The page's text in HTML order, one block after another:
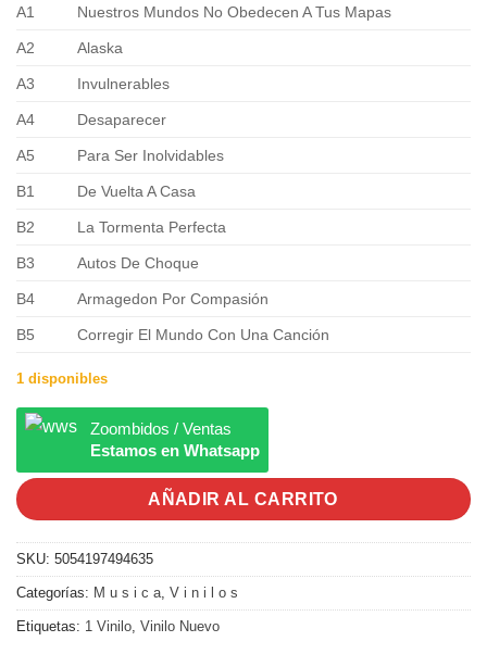
A1 Nuestros Mundos No Obedecen A Tus Mapas
A2 Alaska
A3 Invulnerables
A4 Desaparecer
A5 Para Ser Inolvidables
B1 De Vuelta A Casa
B2 La Tormenta Perfecta
B3 Autos De Choque
B4 Armagedon Por Compasión
B5 Corregir El Mundo Con Una Canción
1 disponibles
Zoombidos / Ventas
Estamos en Whatsapp
AÑADIR AL CARRITO
SKU: 5054197494635
Categorías: M u s i c a, V i n i l o s
Etiquetas: 1 Vinilo, Vinilo Nuevo